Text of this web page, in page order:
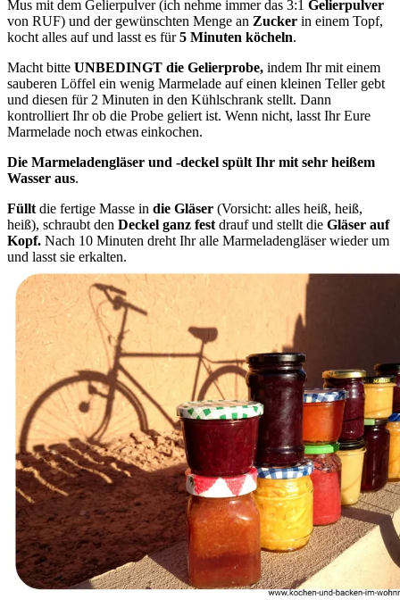
Mus mit dem Gelierpulver (ich nehme immer das 3:1 Gelierpulver
von RUF) und der gewünschten Menge an Zucker in einem Topf,
kocht alles auf und lasst es für5 Minuten köcheln.
Macht bitte UNBEDINGT die Gelierprobe, indem Ihr mit einem
sauberen Löffel ein wenig Marmelade auf einen kleinen Teller gebt
und diesen für 2 Minuten in den Kühlschrank stellt. Dann
kontrolliert Ihr ob die Probe geliert ist. Wenn nicht, lasst Ihr Eure
Marmelade noch etwas einkochen.
Die Marmeladengläser und -deckel spült Ihr mit sehr heißem
Wasser aus.
Füllt die fertige Masse in die Gläser (Vorsicht: alles heiß, heiß,
heiß), schraubt den Deckel ganz fest drauf und stellt die Gläser auf
Kopf. Nach 10 Minuten dreht Ihr alle Marmeladengläser wieder um
und lasst sie erkalten.